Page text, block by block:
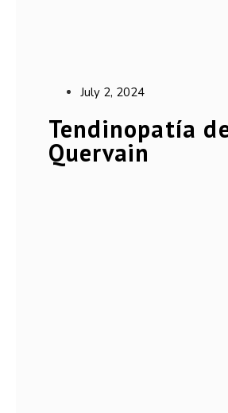
July 2, 2024
Tendinopatía
Quervain